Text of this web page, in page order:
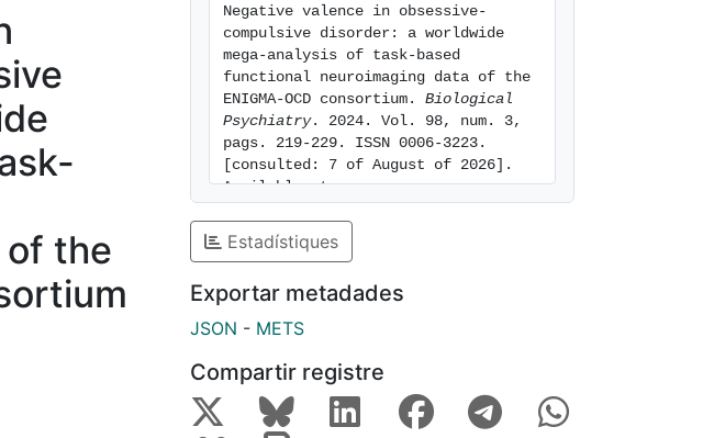
of the
Negative valence in obsessive-
compulsive disorder: a worldwide
mega-analysis of task-based
functional neuroimaging data of the
ENIGMA-OCD consortium. Biological
Psychiatry. 2024. Vol. 98, num. 3,
pags. 219-229. ISSN 0006-3223.
[consulted: 7 of August of 2026].
Available at:
Estadístiques
Exportar metadades
JSON - METS
Compartir registre